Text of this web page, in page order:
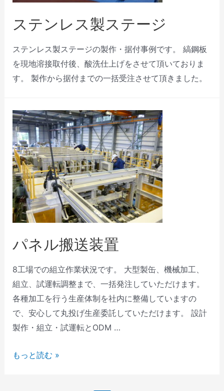
ステンレス製ステージ
ステンレス製ステージの製作・据付事例です。 縞鋼板
を現地溶接取付後、酸洗仕上げをさせて頂いておりま
す。 製作から据付までの一括受注させて頂きました。
パネル搬送装置
8工場での組立作業状況です。 大型製缶、機械加工、
組立、試運転調整まで、一括発注していただけます。
各種加工を行う生産体制を社内に整備していますの
で、安心して丸投げ生産委託していただけます。 設計
製作・組立・試運転とODM …
もっと読む »